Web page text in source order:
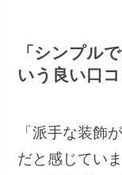
「シンプル
いう良い口コ
「派手な装飾
だと感じてい